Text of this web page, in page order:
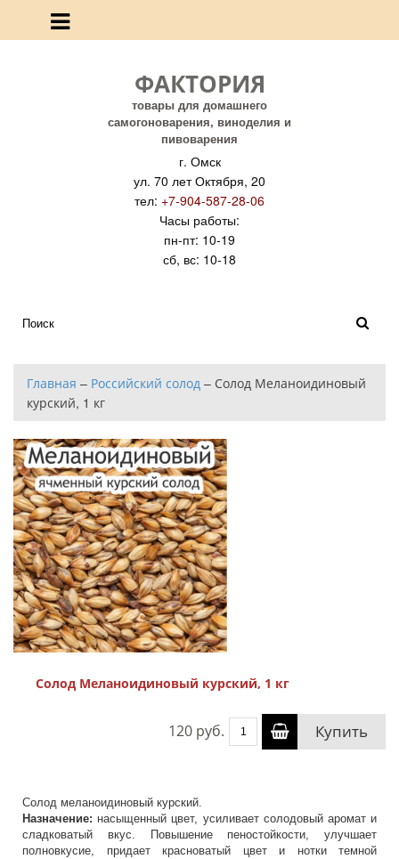
ФАКТОРИЯ
товары для домашнего
самогоноварения, виноделия и
пивоварения
г. Омск
ул. 70 лет Октября, 20
тел: +7-904-587-28-06
Часы работы:
пн-пт: 10-19
сб, вс: 10-18
Главная – Российский солод – Солод Меланоидиновый
курский, 1 кг
Солод Меланоидиновый курский, 1 кг
120 руб. Купить
Солод меланоидиновый курский.
Назначение: насыщенный цвет, усиливает солодовый аромат и
сладковатый вкус. Повышение пеностойкости, улучшает
полновкусие, придает красноватый цвет и нотки темной